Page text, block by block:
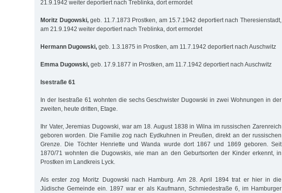
21.9.1942 weiter deportiert nach Treblinka, dort ermordet
Moritz Dugowski,geb. 11.7.1873 Prostken, am 15.7.1942 deportiert nach Theresienstadt,
am 21.9.1942 weiter deportiert nach Treblinka, dort ermordet
Hermann Dugowski, geb. 1.3.1875 in Prostken, am 11.7.1942 deportiert nach Auschwitz
Emma Dugowski, geb. 17.9.1877 in Prostken, am 11.7.1942 deportiert nach Auschwitz
Isestraße 61
In der Isestraße 61 wohnten die sechs Geschwister Dugowski in zwei Wohnungen in der
zweiten, heute dritten, Etage.
Ihr Vater, Jeremias Dugowski, war am 18. August 1838 in Wilna im russischen Zarenreich
geboren worden. Die Familie zog nach Eydkuhnen in Preußen, direkt an der russischen
Grenze. Die Töchter Henriette und Wanda wurde dort 1867 und 1869 geboren. Seit
1870/71 wohnten die Dugowskis, wie man an den Geburtsorten der Kinder erkennt, in
Prostken im Landkreis Lyck.
Als erster zog Moritz Dugowski nach Hamburg. Am 28. April 1894 trat er hier in die
Jüdische Gemeinde ein. 1897 war er als Kaufmann, Schmiedestraße 6, im Hamburger